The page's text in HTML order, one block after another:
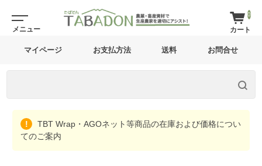
0
マイページ お支払方法 送料 お問合せ
TBT Wrap・AGOネット等商品の在庫および価格につい
てのご案内